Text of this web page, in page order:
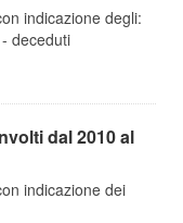
indicazione degli:
deceduti
dal 2010 al
indicazione dei